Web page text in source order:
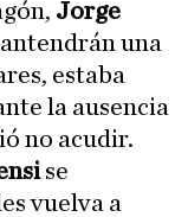
Jorge
una
estaba
la ausencia
no acudir.
se
vuelva a